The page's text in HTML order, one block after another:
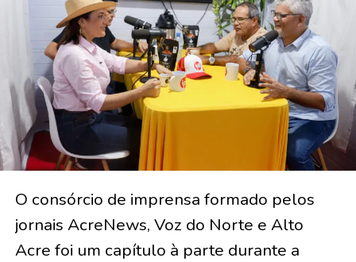
O consórcio de imprensa formado pelos
jornais AcreNews, Voz do Norte e Alto
Acre foi um capítulo à parte durante a